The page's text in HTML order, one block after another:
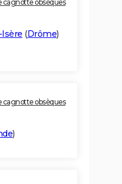
cagnotte obsèques
(Drôme)
cagnotte obsèques
)